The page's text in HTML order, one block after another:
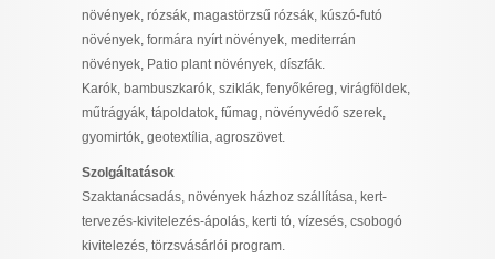
Data Deletion Data Access Privacy Policy
növények, rózsák, magastörzsű rózsák, kúszó-futó
növények, formára nyírt növények, mediterrán
növények, Patio plant növények, díszfák.
Karók, bambuszkarók, sziklák, fenyőkéreg, virágföldek,
műtrágyák, tápoldatok, fűmag, növényvédő szerek,
gyomirtók, geotextília, agroszövet.
Szolgáltatások
Szaktanácsadás, növények házhoz szállítása, kert-
tervezés-kivitelezés-ápolás, kerti tó, vízesés, csobogó
kivitelezés, törzsvásárlói program.